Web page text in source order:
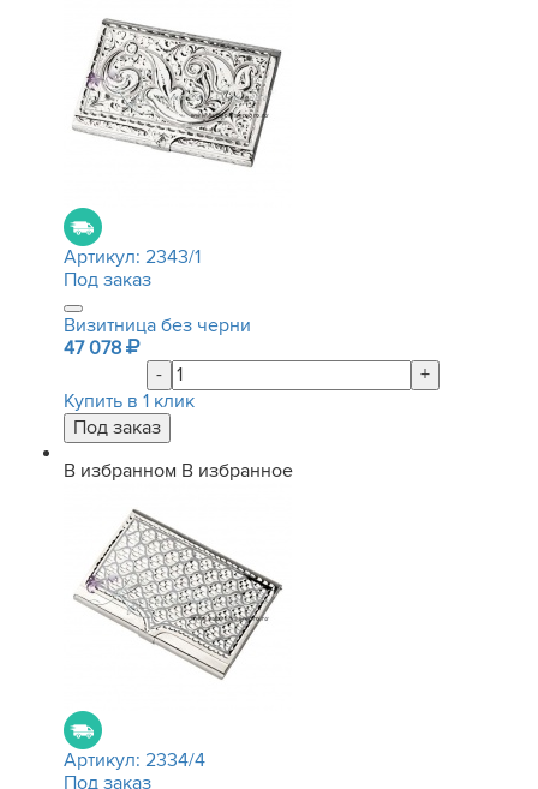
Артикул: 2343/1
Под заказ
Визитница без черни
47 078
-
+
Купить в 1 клик
В избранном В избранное
Артикул: 2334/4
Под заказ